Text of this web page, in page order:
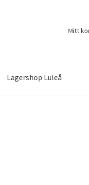
Mitt
Lagershop Luleå